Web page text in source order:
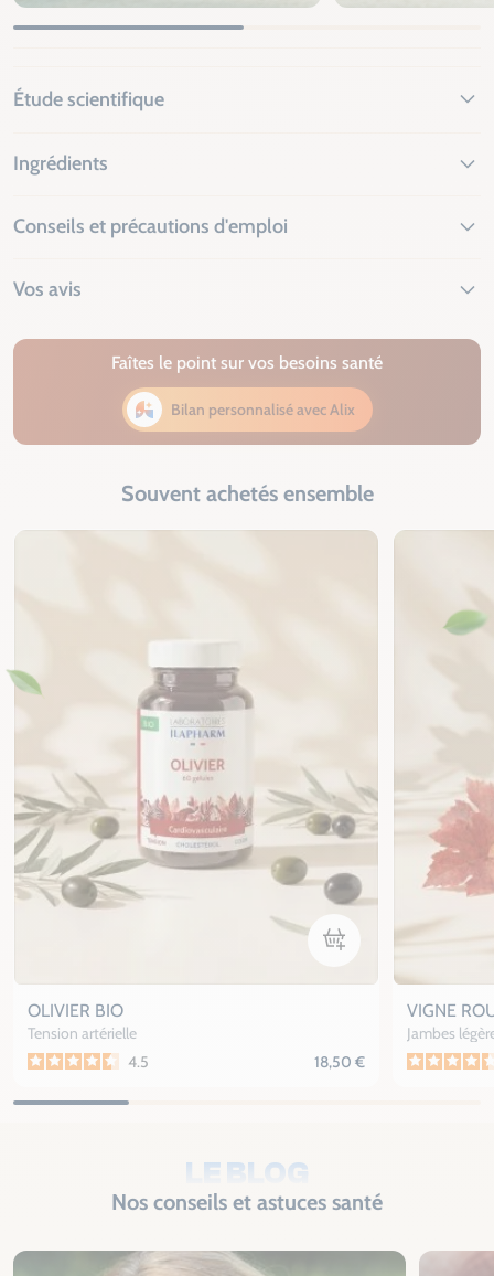
Étude scientifique
Ingrédients
Conseils et précautions d'emploi
Vos avis
Faîtes le point sur vos besoins santé
Bilan personnalisé avec Alix
Souvent achetés ensemble
Ajouter au panier
OLIVIER BIO
Tension artérielle
4.5
18,50 €
VIGNE
Jambes
LE BLOG
Nos conseils et astuces santé